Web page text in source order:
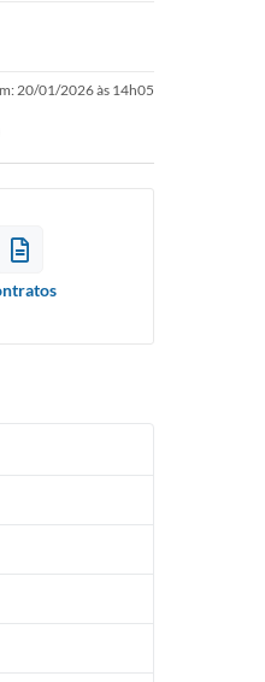
20/01/2026 às 14h05